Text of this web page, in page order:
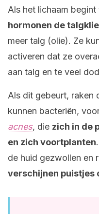
Als het lichaam begint
hormonen de
meer talg (olie). Ze
activeren dat ze
aan talg en te veel
Als dit gebeurt, raken
kunnen bacteriën,
acnes, die zich in de
en zich voortplanten
de huid gezwollen en
verschijnen puistjes